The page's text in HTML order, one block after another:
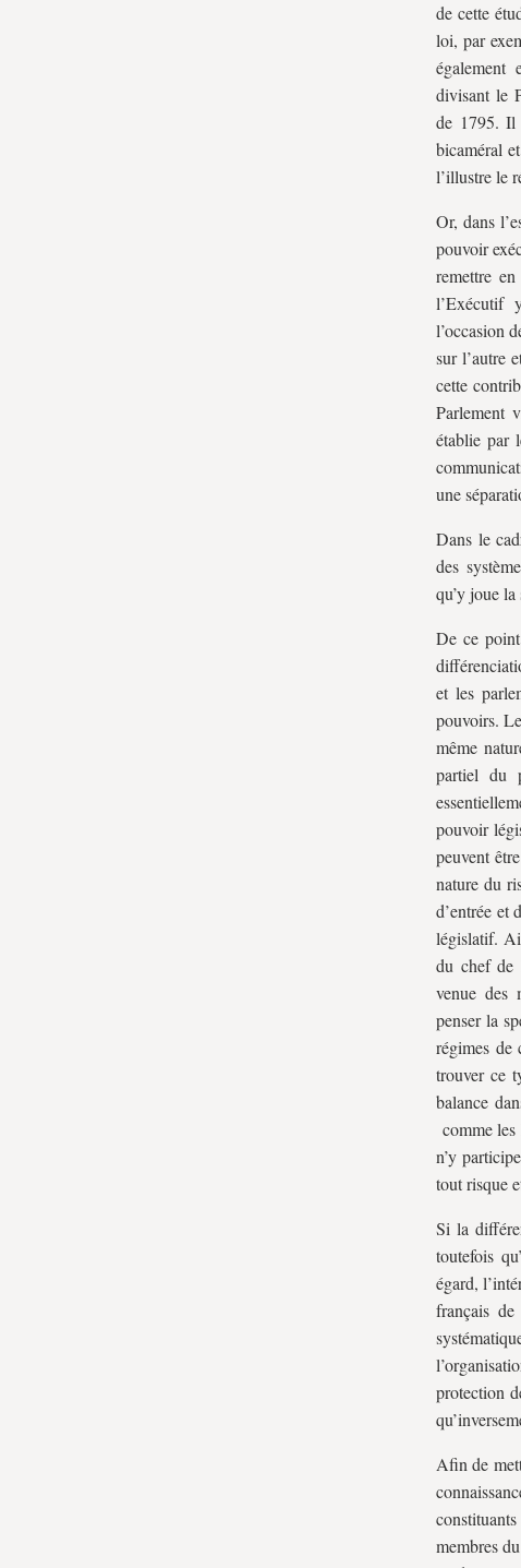
de cette
loi, par
également
divisant le
de 1795. Il
bicaméral
l’illustre le
Or, dans
pouvoir
remettre
l’Exécutif
l’occasion
sur l’autre
cette
Parlement
établie par
une
Dans le
des
qu’y joue
De ce
et les
pouvoirs.
même
partiel du
pouvoir
peuvent
nature du
d’entrée et
législatif.
du chef de
venue des
penser la
régimes de
trouver ce
balance
comme
n’y
tout risque
Si la
toutefois
égard,
français
protection
Afin de
membres